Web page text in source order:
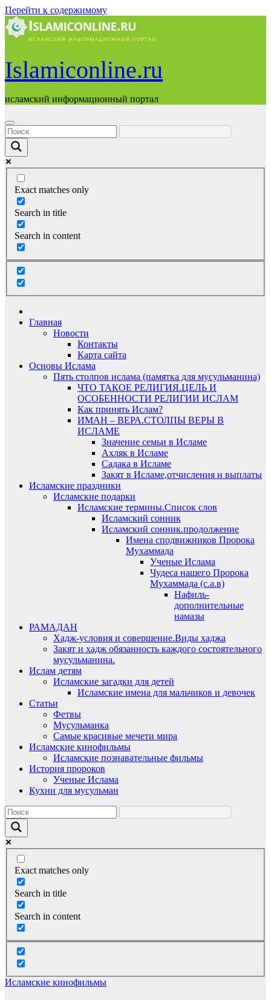
Перейти к содержимому
Islamiconline.ru
исламский информационный портал
Exact matches only
Search in title
Search in content
Главная
Новости
Контакты
Карта сайта
Основы Ислама
Пять столпов ислама (памятка для мусульманина)
ЧТО ТАКОЕ РЕЛИГИЯ.ЦЕЛЬ И
ОСОБЕННОСТИ РЕЛИГИИ ИСЛАМ
Как принять Ислам?
ИМАН – ВЕРА.СТОЛПЫ ВЕРЫ В
ИСЛАМЕ
Значение семьи в Исламе
Ахляк в Исламе
Садака в Исламе
Закят в Исламе,отчисления и выплаты
Исламские праздники
Исламские подарки
Исламские термины.Список слов
Исламский сонник
Исламский сонник.продолжение
Имена сподвижников Пророка
Мухаммада
Ученые Ислама
Чудеса нашего Пророка
Мухаммада (с.а.в)
Нафиль-
дополнительные
намазы
РАМАДАН
Хадж-условия и совершение.Виды хаджа
Закят и хадж обязанность каждого состоятельного
мусульманина.
Ислам детям
Исламские загадки для детей
Исламские имена для мальчиков и девочек
Статьи
Фетвы
Мусульманка
Самые красивые мечети мира
Исламские кинофильмы
Исламские познавательные фильмы
История пророков
Ученые Ислама
Кухни для мусульман
Exact matches only
Search in title
Search in content
Исламские кинофильмы